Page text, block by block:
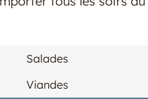
Salades
Viandes